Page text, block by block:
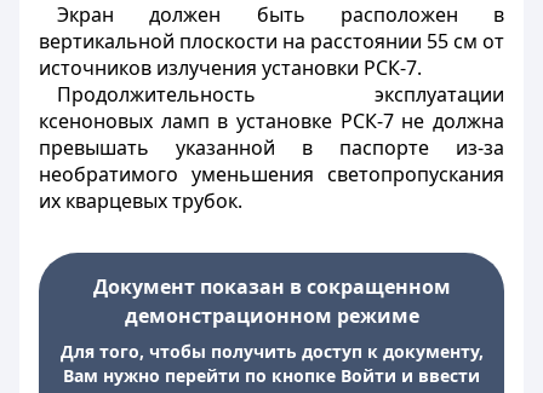
Экран должен быть расположен в
вертикальной плоскости на расстоянии 55 см от
источников излучения установки РСК-7.
Продолжительность эксплуатации
ксеноновых ламп в установке РСК-7 не должна
превышать указанной в паспорте из-за
необратимого уменьшения светопропускания
их кварцевых трубок.
Документ показан в сокращенном
демонстрационном режиме
Для того, чтобы получить доступ к документу,
Вам нужно перейти по кнопке Войти и ввести